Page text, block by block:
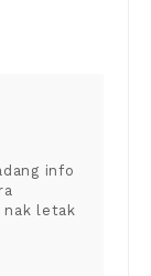
info
nak letak